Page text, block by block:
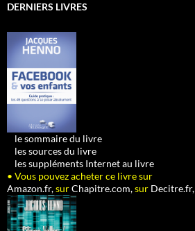
DERNIERS LIVRES
le sommaire du livre
les sources du livre
les suppléments Internet au livre
• Vous pouvez acheter ce livre sur
Amazon.fr,surChapitre.com,sur Decitre.fr,